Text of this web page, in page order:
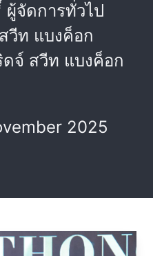
จัดการทั่วไป
วีท แบงค็อก
จ์ สวีท แบงค็อก
2025